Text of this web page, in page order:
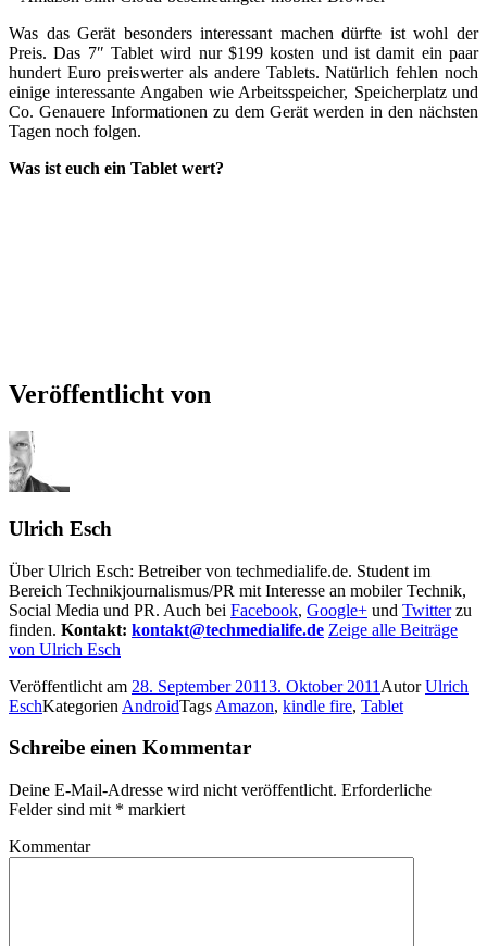
Was das Gerät besonders interessant machen dürfte ist wohl der
Preis. Das 7″ Tablet wird nur $199 kosten und ist damit ein paar
hundert Euro preiswerter als andere Tablets. Natürlich fehlen noch
einige interessante Angaben wie Arbeitsspeicher, Speicherplatz und
Co. Genauere Informationen zu dem Gerät werden in den nächsten
Tagen noch folgen.
Was ist euch ein Tablet wert?
Veröffentlicht von
Ulrich Esch
Über Ulrich Esch: Betreiber von techmedialife.de. Student im
Bereich Technikjournalismus/PR mit Interesse an mobiler Technik,
Social Media und PR. Auch bei Facebook, Google+ und Twitterzu
finden. Kontakt: kontakt@techmedialife.de Zeige alle Beiträge
von Ulrich Esch
Veröffentlicht am 28. September 20113. Oktober 2011 AutorUlrich
EschKategorien AndroidTags Amazon, kindle fire, Tablet
Schreibe einen Kommentar
Deine E-Mail-Adresse wird nicht veröffentlicht. Erforderliche
Felder sind mit * markiert
Kommentar